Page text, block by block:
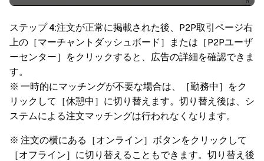
ステップ 4:注文が正常に掲載された後、P2P取引ページ右
上の［マーチャントダッシュボード］または［P2Pユーザ
ーセンター］をクリックすると、広告の詳細を確認できま
す。
※ 一時的にマッチングが不要な場合は、［勤務中］をク
リックして［休憩中］に切り替えます。切り替え後は、シ
ステムによる注文マッチングは行われなくなります。
※ 注文の横にある［オンライン］ボタンをクリックして
［オフライン］に切り替えることもできます。切り替え後